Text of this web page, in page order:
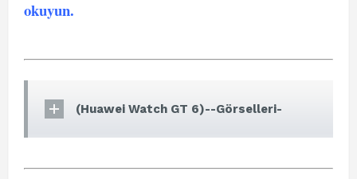
okuyun.
(Huawei Watch GT 6)--Görselleri-